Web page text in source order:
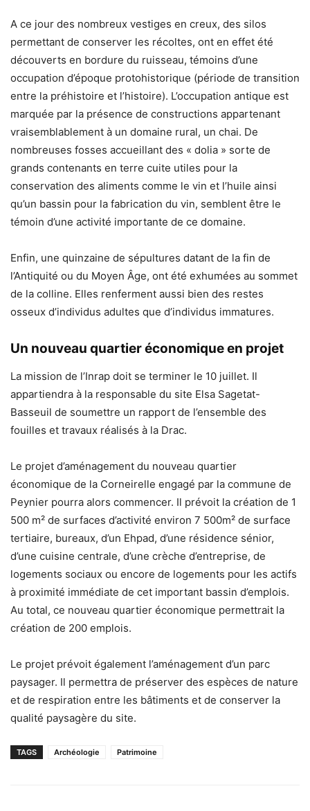
A ce jour des nombreux vestiges en creux, des silos
permettant de conserver les récoltes, ont en effet été
découverts en bordure du ruisseau, témoins d’une
occupation d’époque protohistorique (période de transition
entre la préhistoire et l’histoire). L’occupation antique est
marquée par la présence de constructions appartenant
vraisemblablement à un domaine rural, un chai. De
nombreuses fosses accueillant des « dolia » sorte de
grands contenants en terre cuite utiles pour la
conservation des aliments comme le vin et l’huile ainsi
qu’un bassin pour la fabrication du vin, semblent être le
témoin d’une activité importante de ce domaine.
Enfin, une quinzaine de sépultures datant de la fin de
l’Antiquité ou du Moyen Âge, ont été exhumées au sommet
de la colline. Elles renferment aussi bien des restes
osseux d’individus adultes que d’individus immatures.
Un nouveau quartier économique en projet
La mission de l’Inrap doit se terminer le 10 juillet. Il
appartiendra à la responsable du site Elsa Sagetat-
Basseuil de soumettre un rapport de l’ensemble des
fouilles et travaux réalisés à la Drac.
Le projet d’aménagement du nouveau quartier
économique de la Corneirelle engagé par la commune de
Peynier pourra alors commencer. Il prévoit la création de 1
500 m² de surfaces d’activité environ 7 500m² de surface
tertiaire, bureaux, d’un Ehpad, d’une résidence sénior,
d’une cuisine centrale, d’une crèche d’entreprise, de
logements sociaux ou encore de logements pour les actifs
à proximité immédiate de cet important bassin d’emplois.
Au total, ce nouveau quartier économique permettrait la
création de 200 emplois.
Le projet prévoit également l’aménagement d’un parc
paysager. Il permettra de préserver des espèces de nature
et de respiration entre les bâtiments et de conserver la
qualité paysagère du site.
TAGS Archéologie Patrimoine